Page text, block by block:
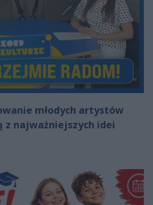
młodych artystów
z najważniejszych idei